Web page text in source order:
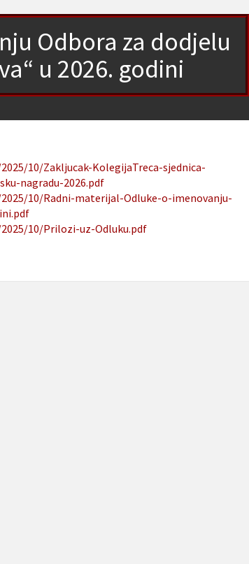
Odbora za dodjelu
u 2026. godini
10/Zakljucak-KolegijaTreca-sjednica-
nagradu-2026.pdf
10/Radni-materijal-Odluke-o-imenovanju-
10/Prilozi-uz-Odluku.pdf